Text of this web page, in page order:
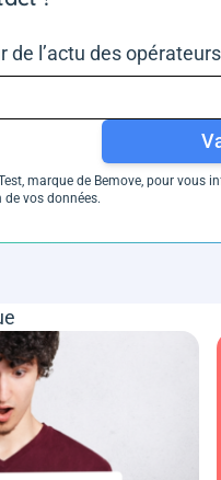
de l’actu des
marque de Bemove, pour vous
de vos données.